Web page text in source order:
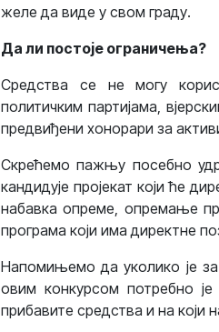
желе да виде у свом граду.
Да ли постоје ограничења?
Средства се не могу
политичким партијама,
предвиђени хонорари за
Скрећемо пажњу посебно
кандидује пројекат који ће
набавка опреме, опремање
програма који има директне
Напомињемо да уколико је
овим конкурсом потребно
прибавите средства и на који